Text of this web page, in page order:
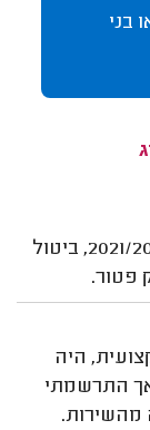
בני
הגשת דוחות שנתיים שנת 2021/2022, ביטול
פטור.
היה
התרשמתי
מהשירות.